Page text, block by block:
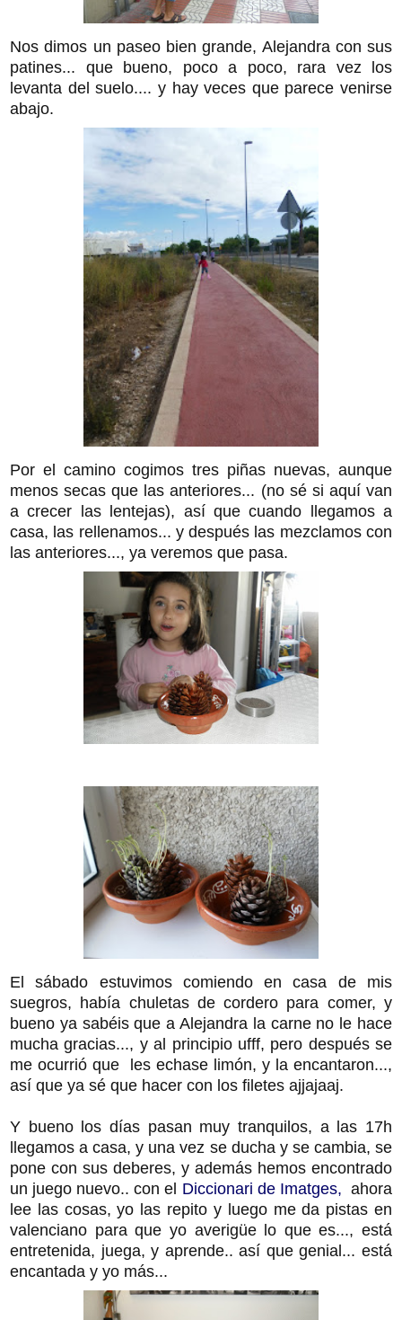
Nos dimos un paseo bien grande, Alejandra con sus
patines... que bueno, poco a poco, rara vez los
levanta del suelo.... y hay veces que parece venirse
abajo.
Por el camino cogimos tres piñas nuevas, aunque
menos secas que las anteriores... (no sé si aquí van
a crecer las lentejas), así que cuando llegamos a
casa, las rellenamos... y después las mezclamos con
las anteriores..., ya veremos que pasa.
El sábado estuvimos comiendo en casa de mis
suegros, había chuletas de cordero para comer, y
bueno ya sabéis que a Alejandra la carne no le hace
mucha gracias..., y al principio ufff, pero después se
me ocurrió que les echase limón, y la encantaron...,
así que ya sé que hacer con los filetes ajjajaaj.
Y bueno los días pasan muy tranquilos, a las 17h
llegamos a casa, y una vez se ducha y se cambia, se
pone con sus deberes, y además hemos encontrado
un juego nuevo.. con el Diccionari de Imatges, ahora
lee las cosas, yo las repito y luego me da pistas en
valenciano para que yo averigüe lo que es..., está
entretenida, juega, y aprende.. así que genial... está
encantada y yo más...